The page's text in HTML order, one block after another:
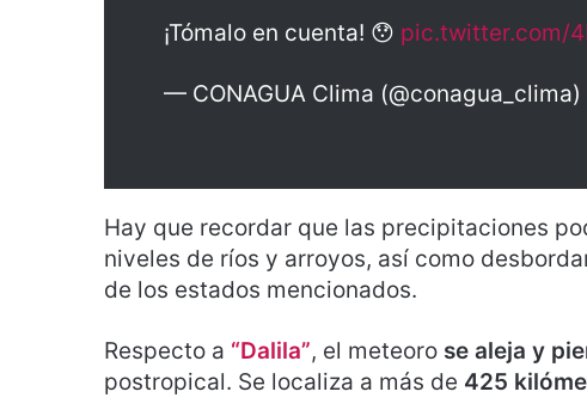
¡Tómalo en cuenta! 😯 pic.twitter.com/
— CONAGUA Clima (@conagua_clima)
Hay que recordar que las precipitaciones
niveles de ríos y arroyos, así como
de los estados mencionados.
Respecto a “Dalila”, el meteoro se aleja y
postropical. Se localiza a más de 425